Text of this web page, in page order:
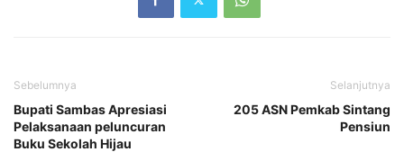
Sebelumnya
Bupati Sambas Apresiasi
Pelaksanaan peluncuran
Buku Sekolah Hijau
Selanjutnya
205 ASN Pemkab Sintang
Pensiun